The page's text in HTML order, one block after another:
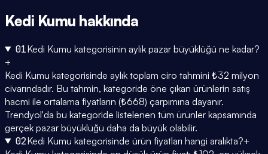
Kedi Kumu hakkında
01Kedi Kumu kategorisinin aylık pazar büyüklüğü ne kadar?
+
Kedi Kumu kategorisinde aylık toplam ciro tahmini ₺32 milyon
civarındadır. Bu tahmin, kategoride öne çıkan ürünlerin satış
hacmi ile ortalama fiyatların (₺668) çarpımına dayanır.
Trendyol'da bu kategoride listelenen tüm ürünler kapsamında
gerçek pazar büyüklüğü daha da büyük olabilir.
02Kedi Kumu kategorisinde ürün fiyatları hangi aralıkta?+